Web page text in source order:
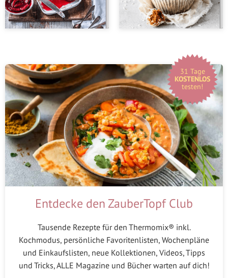
31 Tage
KOSTENLOS
testen!
Entdecke den ZauberTopf Club
Tausende Rezepte für den Thermomix® inkl.
Kochmodus, persönliche Favoritenlisten, Wochenpläne
und Einkaufslisten, neue Kollektionen, Videos, Tipps
und Tricks, ALLE Magazine und Bücher warten auf dich!